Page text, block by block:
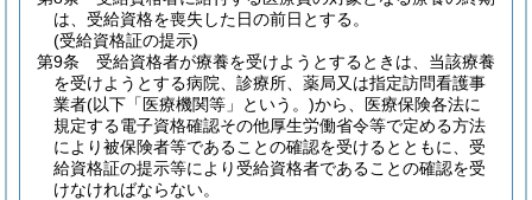
は、受給資格を喪失した日の前日とする。
(受給資格証の提示)
第9条
受給資格者が療養を受けようとするときは、当該療養
を受けようとする病院、診療所、薬局又は指定訪問看護事
業者(以下「医療機関等」という。)から、医療保険各法に
規定する電子資格確認その他厚生労働省令等で定める方法
により被保険者等であることの確認を受けるとともに、受
給資格証の提示等により受給資格者であることの確認を受
けなければならない。